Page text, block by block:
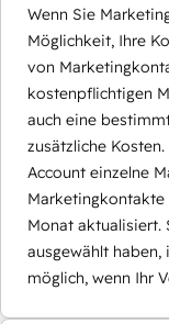
Wenn Sie
Möglichkeit, Ihre
von
kostenpflichtigen
auch eine
zusätzliche
Account einzelne
Marketingkontakte
Monat aktualisiert.
ausgewählt
möglich, wenn Ihr